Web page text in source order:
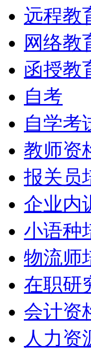
远程教
网络教
函授教
自考
自学考
教师资
报关员
企业内
小语种
物流师
在职研
会计资
人力资